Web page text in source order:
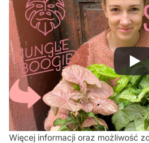
Więcej informacji oraz możliwość